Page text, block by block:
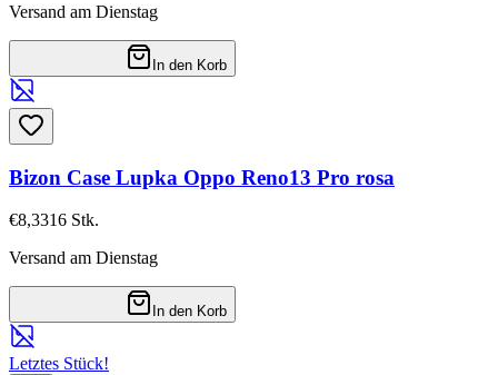
Versand am Dienstag
In den Korb
Bizon Case Lupka Oppo Reno13 Pro rosa
€8,3316 Stk.
Versand am Dienstag
In den Korb
Letztes Stück!